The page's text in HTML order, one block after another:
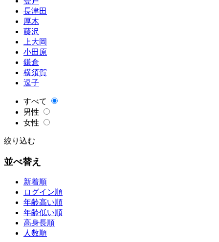
長津田
厚木
藤沢
上大岡
小田原
鎌倉
横須賀
逗子
すべて
男性
女性
絞り込む
並べ替え
新着順
ログイン順
年齢高い順
年齢低い順
高身長順
人数順